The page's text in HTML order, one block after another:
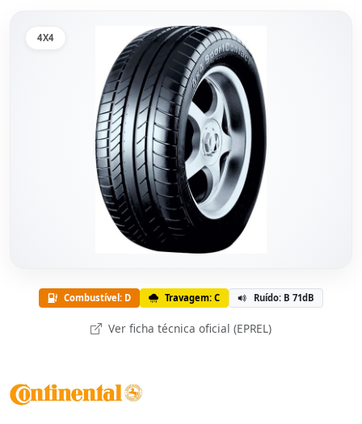
4X4
Combustível: D Travagem: C Ruído: B 71dB
Ver ficha técnica oficial (EPREL)